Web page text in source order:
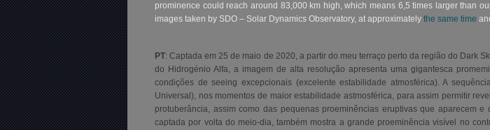
prominence could reach around 83,000 km high, which means 6,5 times larger than
images taken by SDO – Solar Dynamics Observatory, at approximatelythe same time
PT: Captada em 25 de maio de 2020, a partir do meu terraço perto da região do Dark
do Hidrogénio Alfa, a imagem de alta resolução apresenta uma gigantesca
condições de seeing excepcionais (excelente estabilidade atmosférica). A
Universal), nos momentos de maior estabilidade astmosférica, para assim permitir
protuberância, assim como das pequenas proeminências eruptivas que aparecem
captada por volta do meio-dia, também mostra a grande proeminência visível no